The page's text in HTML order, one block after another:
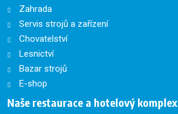
Zahrada
Servis strojů a zařízení
Chovatelství
Lesnictví
Bazar strojů
E-shop
Naše restaurace a hotelový komplex